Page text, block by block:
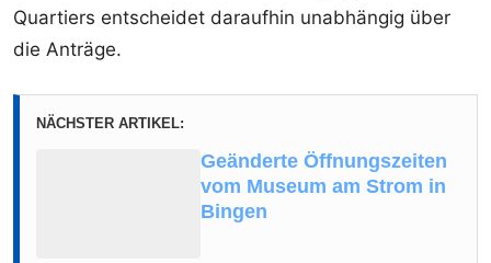
Quartiers entscheidet daraufhin unabhängig über
die Anträge.
NÄCHSTER ARTIKEL:
Geänderte Öffnungszeiten
vom Museum am Strom in
Bingen